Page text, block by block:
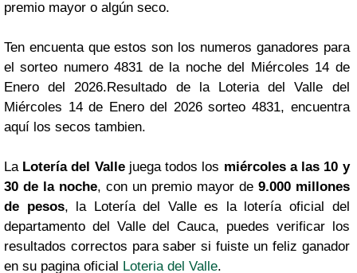
premio mayor o algún seco.
Ten encuenta que estos son los numeros ganadores para
el sorteo numero 4831 de la noche del Miércoles 14 de
Enero del 2026.Resultado de la Loteria del Valle del
Miércoles 14 de Enero del 2026 sorteo 4831, encuentra
aquí los secos tambien.
La Lotería del Vallejuega todos los miércoles a las 10 y
30 de la noche, con un premio mayor de 9.000 millones
de pesos, la Lotería del Valle es la lotería oficial del
departamento del Valle del Cauca, puedes verificar los
resultados correctos para saber si fuiste un feliz ganador
en su pagina oficial Loteria del Valle.